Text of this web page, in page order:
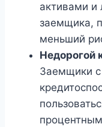
активами
заемщика,
меньший
Недорогой
Заемщики